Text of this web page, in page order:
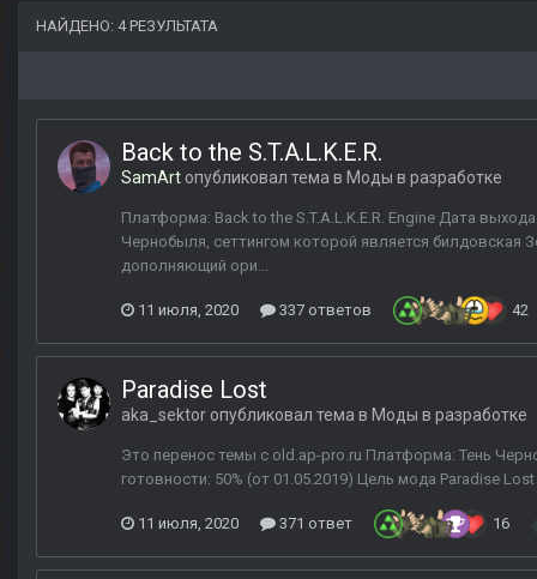
НАЙДЕНО: 4 РЕЗУЛЬТАТА
Back to the S.T.A.L.K.E.R.
SamArt опубликовал тема в Моды в разработке
Платформа: Back to the S.T.A.L.K.E.R. Engine Дата
Чернобыля, сеттингом которой является
дополняющий ори...
11 июля, 2020 337 ответов 42
Paradise Lost
aka_sektor опубликовал тема в Моды в разработке
Это перенос темы с old.ap-pro.ru Платформа: Тень
готовности: 50% (от 01.05.2019) Цель мода Paradise
11 июля, 2020 371 ответ 16